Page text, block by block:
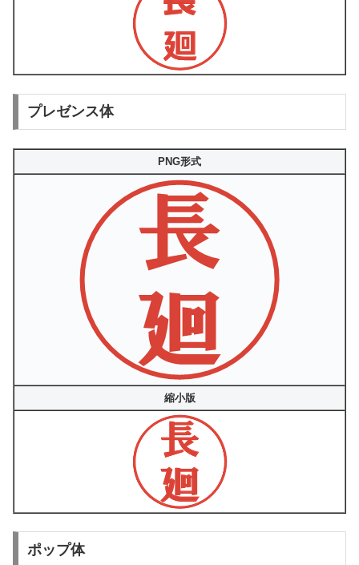
プレゼンス体
PNG形式
縮小版
ポップ体